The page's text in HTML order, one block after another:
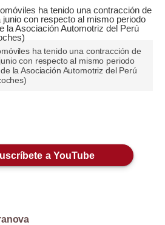
ha tenido una contracción de
con respecto al mismo periodo
la Asociación Automotriz del Perú
a YouTube